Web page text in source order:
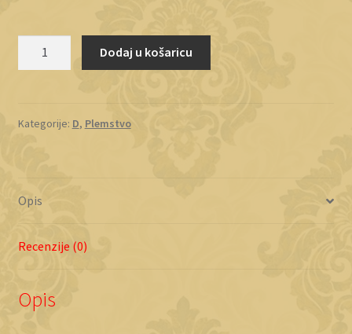
Dodaj u košaricu
Kategorije: D, Plemstvo
Opis
Recenzije (0)
Opis